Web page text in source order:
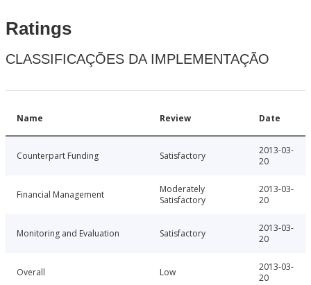
Ratings
CLASSIFICAÇÕES DA IMPLEMENTAÇÃO
Name Review Date
Counterpart Funding Satisfactory
2013-03-
20
Financial Management
Moderately
Satisfactory
2013-03-
20
Monitoring and Evaluation Satisfactory
2013-03-
20
Overall Low
2013-03-
20